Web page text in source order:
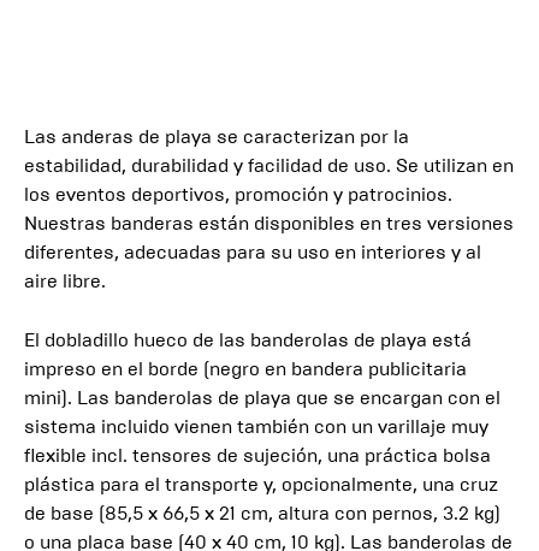
Las anderas de playa se caracterizan por la
estabilidad, durabilidad y facilidad de uso. Se utilizan en
los eventos deportivos, promoción y patrocinios.
Nuestras banderas están disponibles en tres versiones
diferentes, adecuadas para su uso en interiores y al
aire libre.
El dobladillo hueco de las banderolas de playa está
impreso en el borde (negro en bandera publicitaria
mini). Las banderolas de playa que se encargan con el
sistema incluido vienen también con un varillaje muy
flexible incl. tensores de sujeción, una práctica bolsa
plástica para el transporte y, opcionalmente, una cruz
de base (85,5 x 66,5 x 21 cm, altura con pernos, 3.2 kg)
o una placa base (40 x 40 cm, 10 kg). Las banderolas de